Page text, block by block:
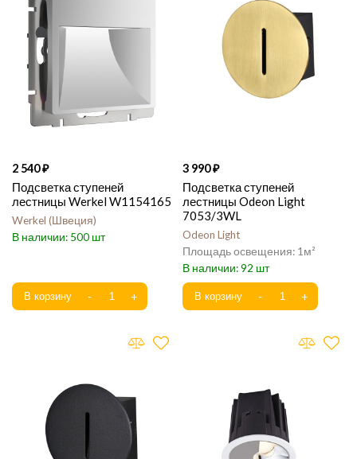
2 540
Подсветка ступеней
лестницы Werkel W1154165
Werkel Швеция
500
3 990
Подсветка ступеней
лестницы Odeon Light
7053/3WL
Odeon Light
1
92